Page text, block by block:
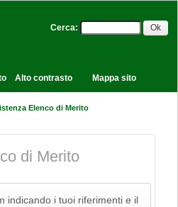
Cerca:
Alto contrasto Mappa sito
Elenco di Merito
di Merito
indicando i tuoi riferimenti e il